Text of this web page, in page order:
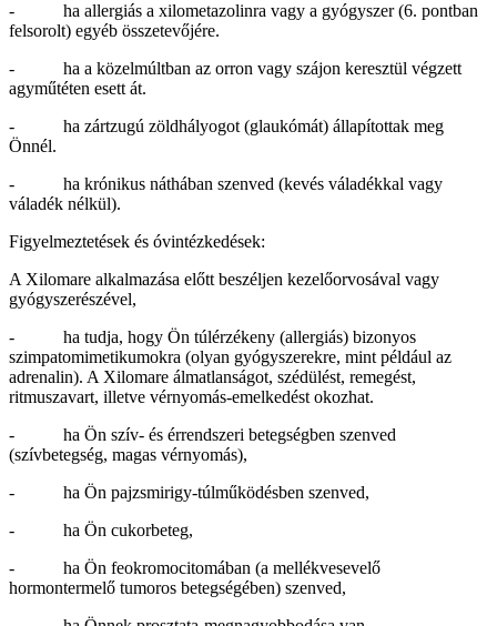
- ha allergiás a xilometazolinra vagy a gyógyszer (6. pontban
felsorolt) egyéb összetevőjére.
- ha a közelmúltban az orron vagy szájon keresztül végzett
agyműtéten esett át.
- ha zártzugú zöldhályogot (glaukómát) állapítottak meg
Önnél.
- ha krónikus náthában szenved (kevés váladékkal vagy
váladék nélkül).
Figyelmeztetések és óvintézkedések:
A Xilomare alkalmazása előtt beszéljen kezelőorvosával vagy
gyógyszerészével,
- ha tudja, hogy Ön túlérzékeny (allergiás) bizonyos
szimpatomimetikumokra (olyan gyógyszerekre, mint például az
adrenalin). A Xilomare álmatlanságot, szédülést, remegést,
ritmuszavart, illetve vérnyomás-emelkedést okozhat.
- ha Ön szív- és érrendszeri betegségben szenved
(szívbetegség, magas vérnyomás),
- ha Ön pajzsmirigy-túlműködésben szenved,
- ha Ön cukorbeteg,
- ha Ön feokromocitomában (a mellékvesevelő
hormontermelő tumoros betegségében) szenved,